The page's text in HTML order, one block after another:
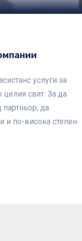
услуги за
свят. За да
да
и по-висока степен